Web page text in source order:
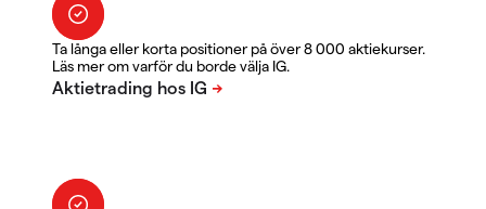
Ta långa eller korta positioner på över 8 000 aktiekurser.
Läs mer om varför du borde välja IG.